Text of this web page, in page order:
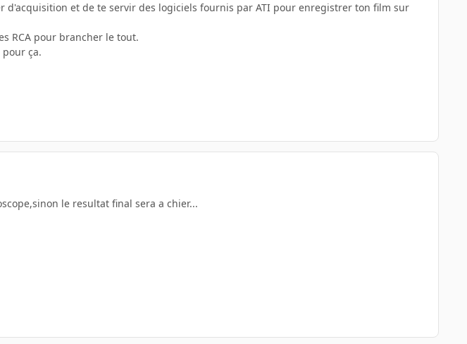
et de te servir des logiciels fournis par ATI pour enregistrer ton film sur
RCA pour brancher le tout.
pour ça.
le resultat final sera a chier...